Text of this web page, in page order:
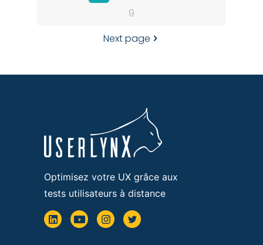
9
Next page
Optimisez votre UX grâce aux
tests utilisateurs à distance